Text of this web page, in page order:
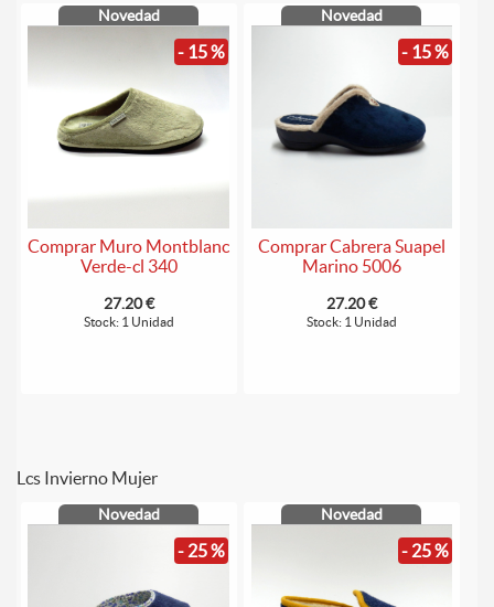
Novedad
- 15 %
Comprar Muro Montblanc
Verde-cl 340
27.20 €
Stock: 1 Unidad
Novedad
- 15 %
Comprar Cabrera Suapel
Marino 5006
27.20 €
Stock: 1 Unidad
Lcs Invierno Mujer
Novedad
- 25 %
Novedad
- 25 %